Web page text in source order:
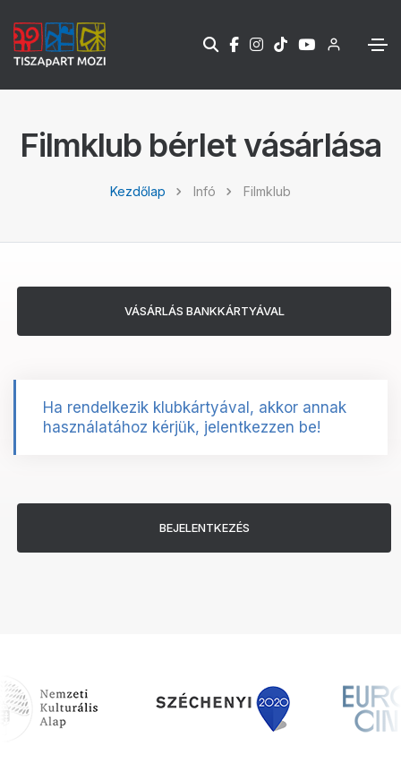
Filmklub bérlet vásárlása
Kezdőlap Infó Filmklub
Ha rendelkezik klubkártyával, akkor annak
használatához kérjük, jelentkezzen be!
BEJELENTKEZÉS